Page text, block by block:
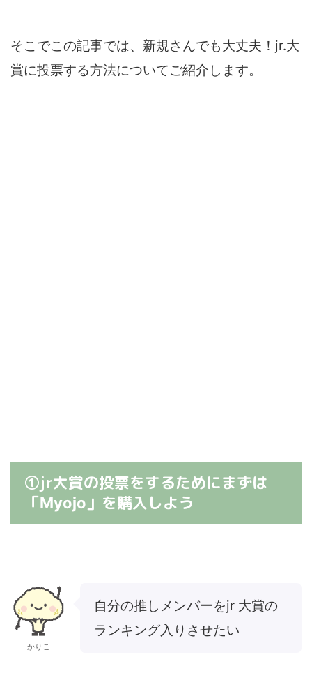
そこでこの記事では、新規さんでも大丈夫！jr.大
賞に投票する方法についてご紹介します。
①jr大賞の投票をするためにまずは
「Myojo 」を購入しよう
かりこ
自分の推しメンバーをjr 大賞の
ランキング入りさせたい